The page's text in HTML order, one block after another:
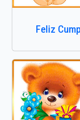
Feliz